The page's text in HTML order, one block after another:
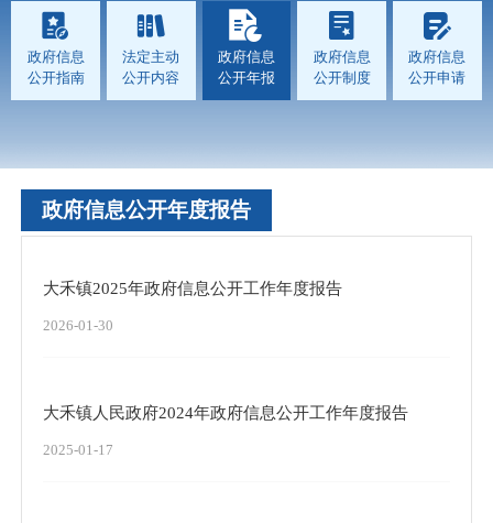
政府信息
公开指南
法定主动
公开内容
政府信息
公开年报
政府信息
公开制度
政府信息
公开申请
政府信息公开年度报告
大禾镇2025年政府信息公开工作年度报告
2026-01-30
大禾镇人民政府2024年政府信息公开工作年度报告
2025-01-17